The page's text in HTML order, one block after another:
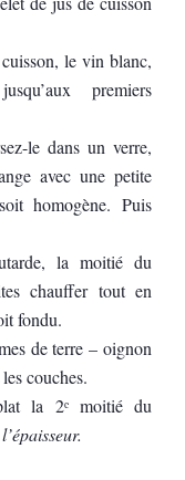
le vin blanc,
premiers
le dans un verre,
avec une petite
homogène. Puis
la moitié du
chauffer tout en
fondu.
de terre – oignon
couches.
la 2ᵉ moitié du